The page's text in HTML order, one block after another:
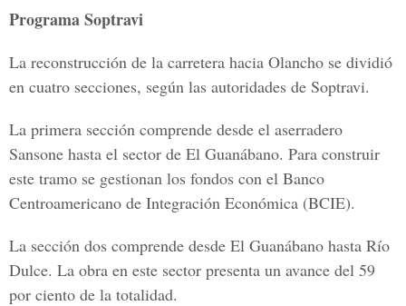
Programa Soptravi
La reconstrucción de la carretera hacia Olancho se dividió
en cuatro secciones, según las autoridades de Soptravi.
La primera sección comprende desde el aserradero
Sansone hasta el sector de El Guanábano. Para construir
este tramo se gestionan los fondos con el Banco
Centroamericano de Integración Económica (BCIE).
La sección dos comprende desde El Guanábano hasta Río
Dulce. La obra en este sector presenta un avance del 59
por ciento de la totalidad.